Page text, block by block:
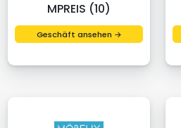
MPREIS (10)
Geschäft ansehen →